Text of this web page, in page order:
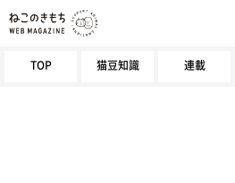
TOP 猫豆知識 連載